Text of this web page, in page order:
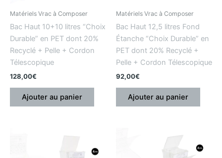
Matériels Vrac à Composer
Bac Haut 10+10 litres “Choix
Durable” en PET dont 20%
Recyclé + Pelle + Cordon
Télescopique
128,00€
Ajouter au panier
Matériels Vrac à Composer
Bac Haut 12,5 litres Fond
Étanche “Choix Durable” en
PET dont 20% Recyclé +
Pelle + Cordon Télescopique
92,00€
Ajouter au panier